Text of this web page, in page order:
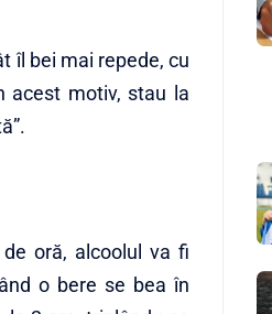
îl bei mai repede, cu
acest motiv, stau la
oră, alcoolul va fi
o bere se bea în